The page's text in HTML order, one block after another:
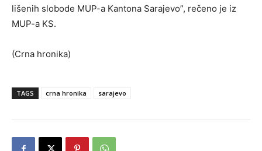
lišenih slobode MUP-a Kantona Sarajevo”, rečeno je iz
MUP-a KS.
(Crna hronika)
TAGS crna hronika sarajevo